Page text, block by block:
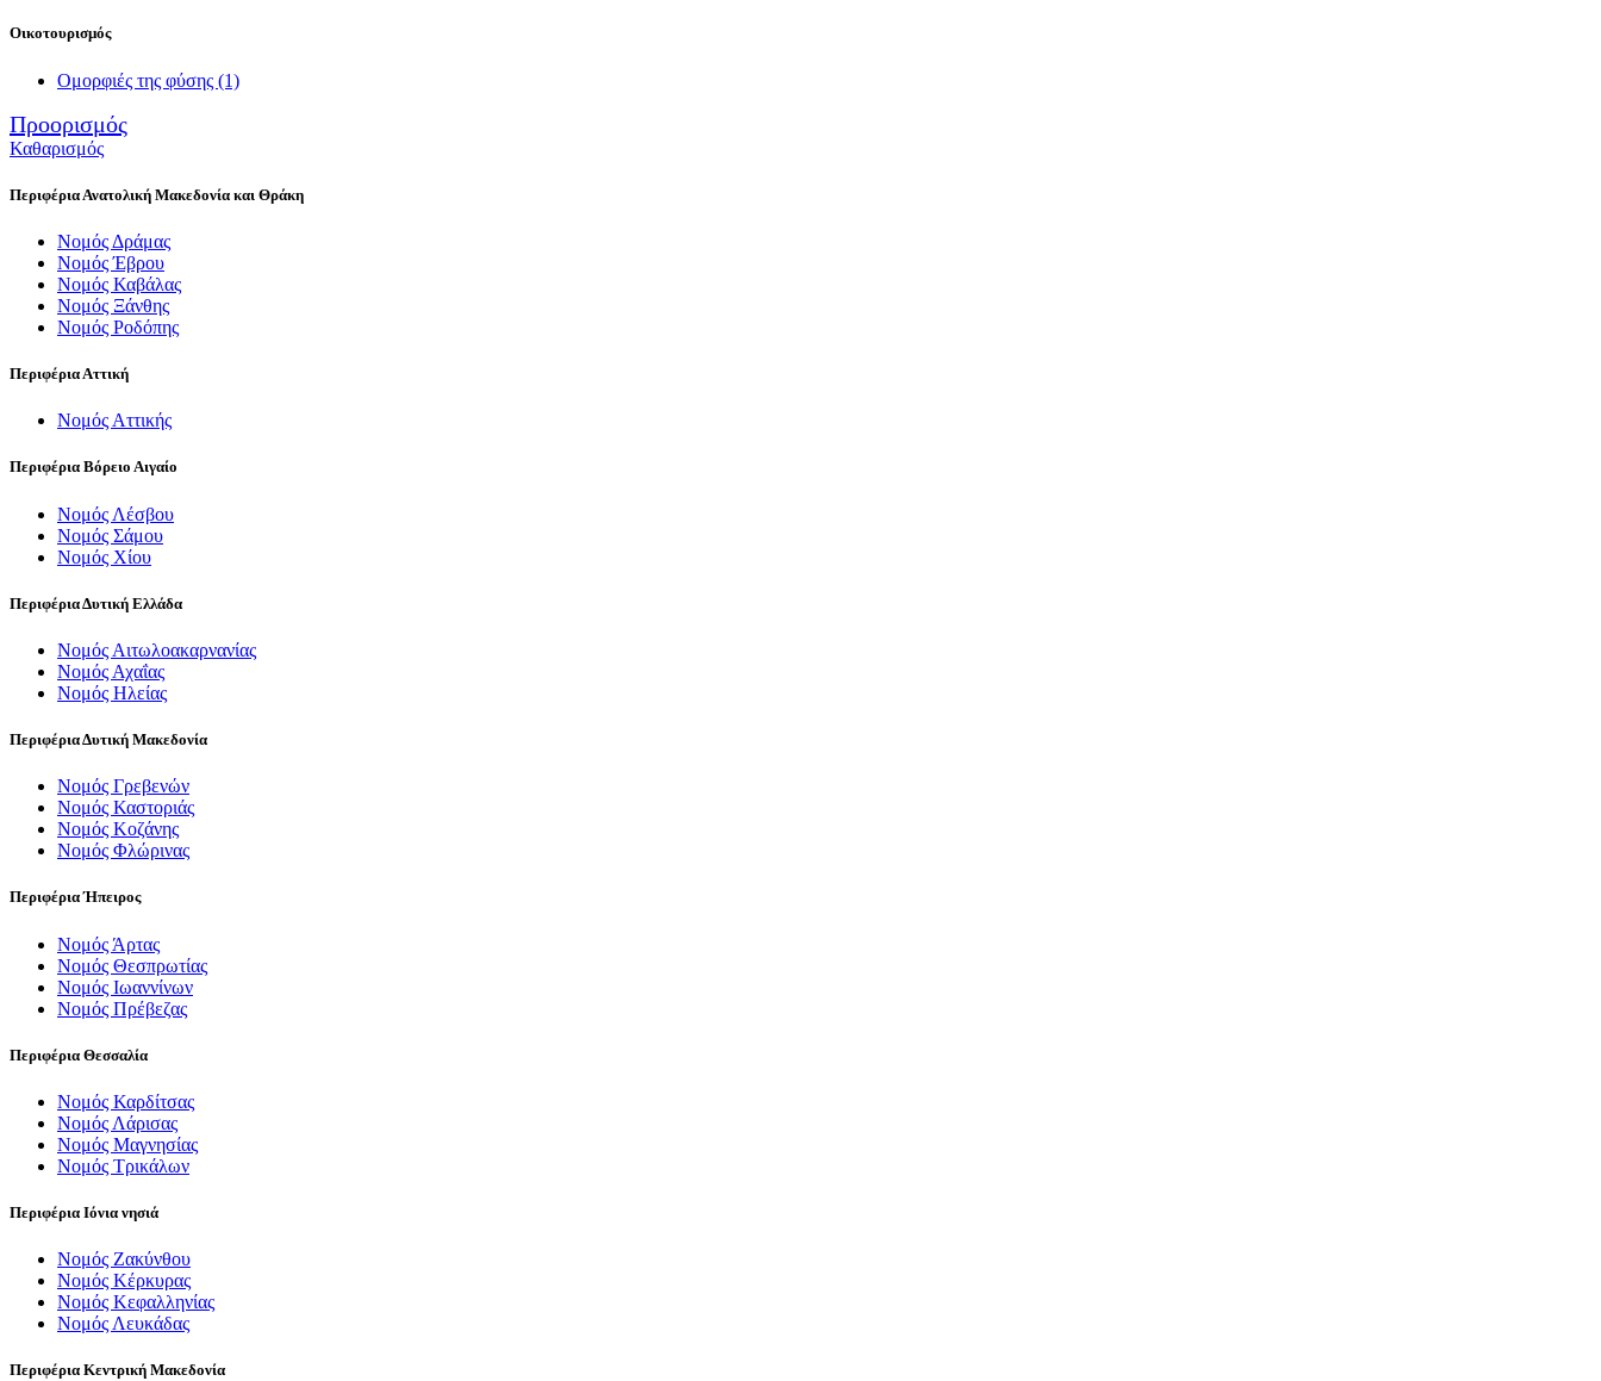
Οικοτουρισμός
Ομορφιές της φύσης (1)
Προορισμός
Καθαρισμός
Περιφέρια Ανατολική Μακεδονία και Θράκη
Νομός Δράμας
Νομός Έβρου
Νομός Καβάλας
Νομός Ξάνθης
Νομός Ροδόπης
Περιφέρια Αττική
Νομός Αττικής
Περιφέρια Βόρειο Αιγαίο
Νομός Λέσβου
Νομός Σάμου
Νομός Χίου
Περιφέρια Δυτική Ελλάδα
Νομός Αιτωλοακαρνανίας
Νομός Αχαΐας
Νομός Ηλείας
Περιφέρια Δυτική Μακεδονία
Νομός Γρεβενών
Νομός Καστοριάς
Νομός Κοζάνης
Νομός Φλώρινας
Περιφέρια Ήπειρος
Νομός Άρτας
Νομός Θεσπρωτίας
Νομός Ιωαννίνων
Νομός Πρέβεζας
Περιφέρια Θεσσαλία
Νομός Καρδίτσας
Νομός Λάρισας
Νομός Μαγνησίας
Νομός Τρικάλων
Περιφέρια Ιόνια νησιά
Νομός Ζακύνθου
Νομός Κέρκυρας
Νομός Κεφαλληνίας
Νομός Λευκάδας
Περιφέρια Κεντρική Μακεδονία